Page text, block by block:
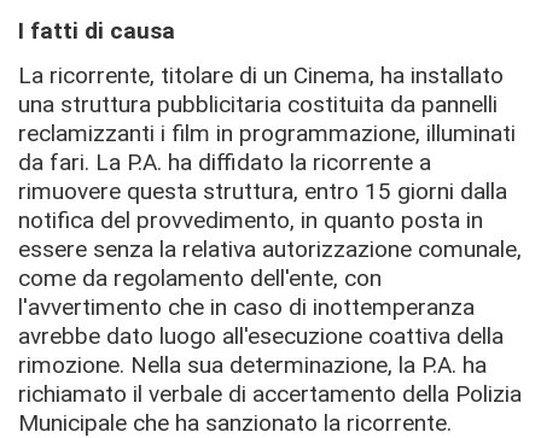
I fatti di causa
La ricorrente, titolare di un Cinema, ha installato
una struttura pubblicitaria costituita da pannelli
reclamizzanti i film in programmazione, illuminati
da fari. La P.A. ha diffidato la ricorrente a
rimuovere questa struttura, entro 15 giorni dalla
notifica del provvedimento, in quanto posta in
essere senza la relativa autorizzazione comunale,
come da regolamento dell'ente, con
l'avvertimento che in caso di inottemperanza
avrebbe dato luogo all'esecuzione coattiva della
rimozione. Nella sua determinazione, la P.A. ha
richiamato il verbale di accertamento della Polizia
Municipale che ha sanzionato la ricorrente.